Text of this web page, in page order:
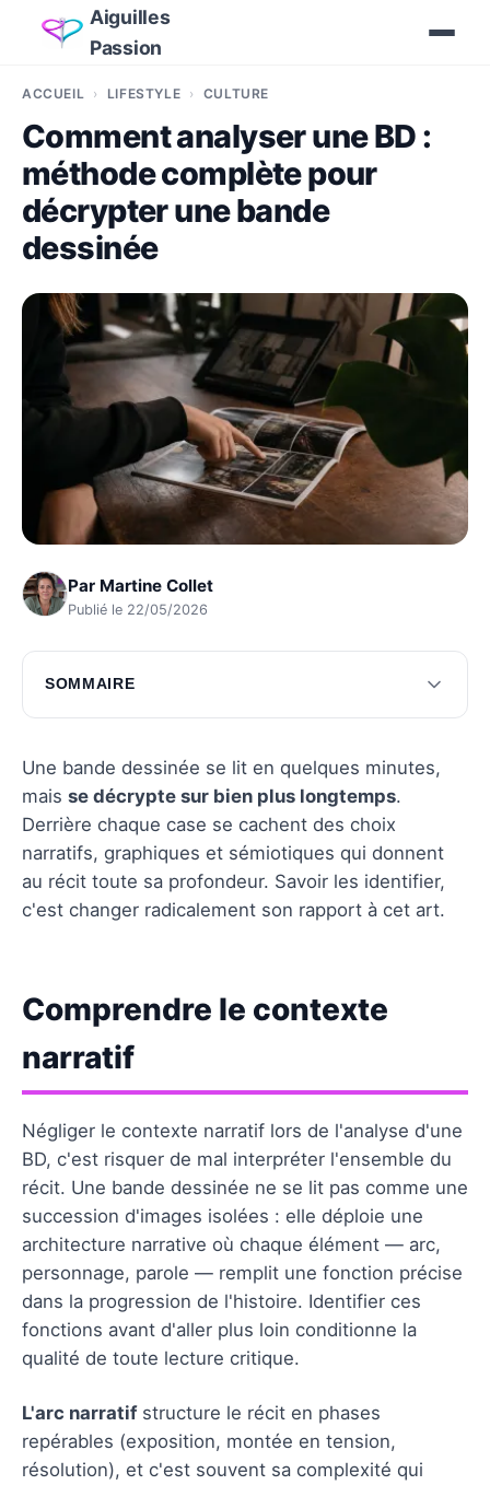
Aiguilles
Passion
ACCUEIL LIFESTYLE CULTURE
Comment analyser une BD :
méthode complète pour
décrypter une bande
dessinée
Par Martine Collet
Publié le 22/05/2026
SOMMAIRE
Comprendre le contexte narratif
Analyser les aspects graphiques
Interpréter les signes sémiotiques
Évaluer l'impact global
Questions fréquentes
Une bande dessinée se lit en quelques minutes,
mais se décrypte sur bien plus longtemps.
Derrière chaque case se cachent des choix
narratifs, graphiques et sémiotiques qui donnent
au récit toute sa profondeur. Savoir les identifier,
c'est changer radicalement son rapport à cet art.
Comprendre le contexte
narratif
Négliger le contexte narratif lors de l'analyse d'une
BD, c'est risquer de mal interpréter l'ensemble du
récit. Une bande dessinée ne se lit pas comme une
succession d'images isolées : elle déploie une
architecture narrative où chaque élément — arc,
personnage, parole — remplit une fonction précise
dans la progression de l'histoire. Identifier ces
fonctions avant d'aller plus loin conditionne la
qualité de toute lecture critique.
L'arc narratifstructure le récit en phases
repérables (exposition, montée en tension,
résolution), et c'est souvent sa complexité qui